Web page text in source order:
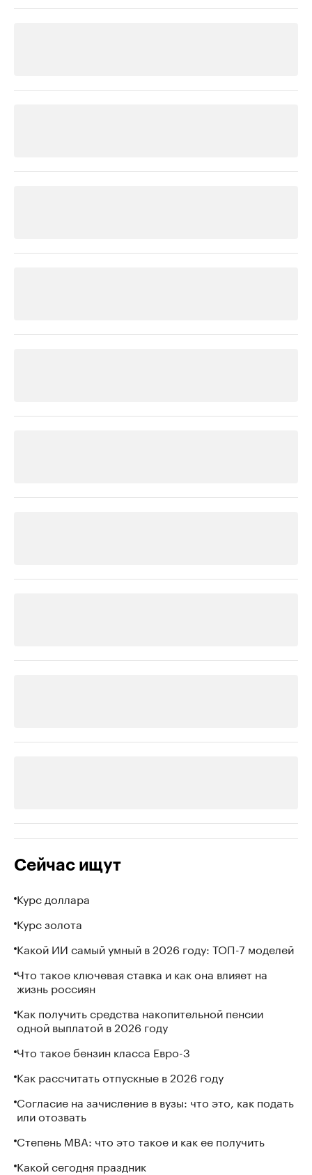
Сейчас ищут
Курс доллара
Курс золота
Какой ИИ самый умный в 2026 году: ТОП-7 моделей
Что такое ключевая ставка и как она влияет на
жизнь россиян
Как получить средства накопительной пенсии
одной выплатой в 2026 году
Что такое бензин класса Евро-3
Как рассчитать отпускные в 2026 году
Согласие на зачисление в вузы: что это, как подать
или отозвать
Степень MBA: что это такое и как ее получить
Какой сегодня праздник